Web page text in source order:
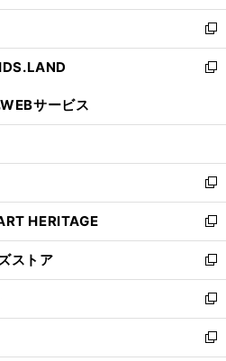
開
く
ウ
で
開
く
ン
ド
ウ
で
ウ
ィ
ン
ド
開
新
し
い
ン
ウ
で
開
く
新
ウ
ン
ド
ウ
で
開
く
サービス
新
し
い
ウ
ィ
ン
ド
ウ
で
開
HERITAGE
新
し
い
ウ
ィ
ン
ド
ウ
ストア
新
し
い
ウ
ィ
新
し
い
新